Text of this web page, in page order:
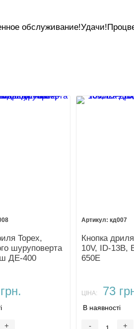
Topex,
шуруповерта
ДЕ-400
+
кд007
Кнопка
10V, ID-13B,
650E
ЦІНА: 73
В наявності
- +